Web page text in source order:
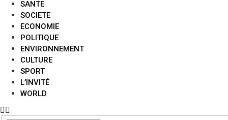
SANTE
SOCIETE
ECONOMIE
POLITIQUE
ENVIRONNEMENT
CULTURE
SPORT
L’INVITÉ
WORLD